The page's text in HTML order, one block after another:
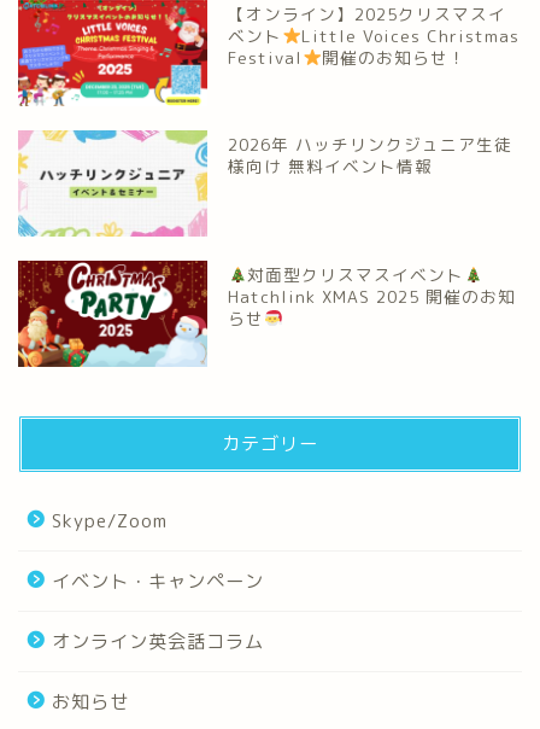
【オンライン】2025クリスマスイ
ベント
Little Voices Christmas
Festival
開催のお知らせ！
2026年 ハッチリンクジュニア生徒
様向け 無料イベント情報
対面型クリスマスイベント
Hatchlink XMAS 2025 開催のお知
らせ
カテゴリー
Skype/Zoom
イベント・キャンペーン
オンライン英会話コラム
お知らせ